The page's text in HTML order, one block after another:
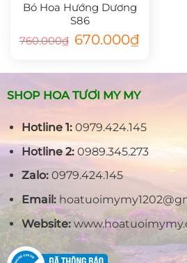
Bó Hoa Hướng Dương
S86
760.000₫ Giá
gốc
670.000₫Giá
670.000₫.
SHOP HOA TƯƠI MY MY
Hotline 1:0979.424.145
Hotline 2:0989.345.273
Zalo:0979.424.145
Email:
Website: